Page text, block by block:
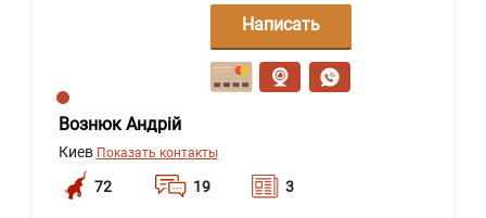
Вознюк Андрій
Киев Показать контакты
72 19 3
Написать
сообщение